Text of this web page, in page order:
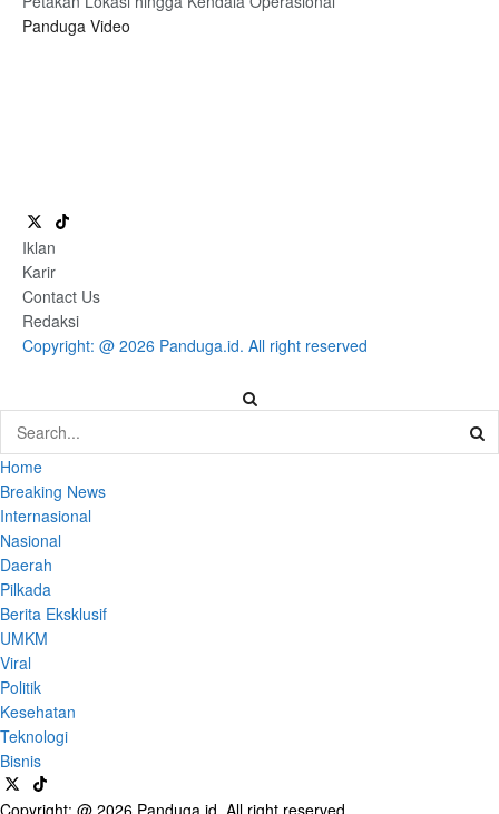
Panduga Video
Iklan
Karir
Contact Us
Redaksi
Copyright: @ 2026 Panduga.id. All right reserved
Home
Breaking News
Internasional
Nasional
Daerah
Pilkada
Berita Eksklusif
UMKM
Viral
Politik
Kesehatan
Teknologi
Bisnis
Copyright: @ 2026 Panduga.id. All right reserved